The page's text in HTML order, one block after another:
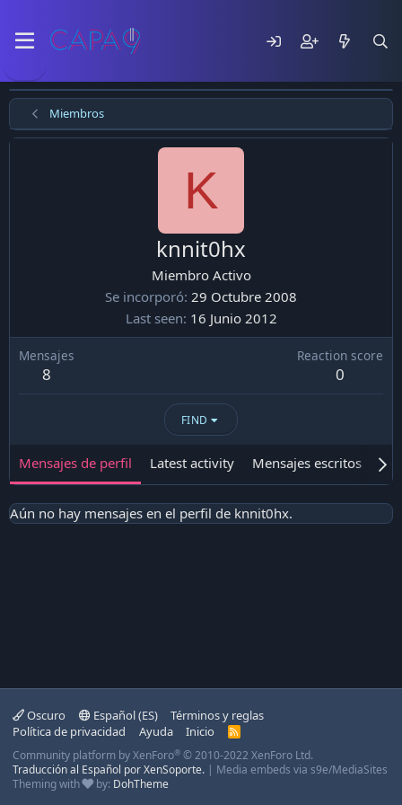
Miembros
K
knnit0hx
Miembro Activo
Se incorporó 29 Octubre 2008
Last seen 16 Junio 2012
Mensajes
8
Reaction score
0
FIND
Mensajes de perfil Latest activity Mensajes escritos
Aún no hay mensajes en el perfil de knnit0hx.
Oscuro Español (ES)
Términos y reglas
Política de privacidad
Ayuda Inicio
R
S
Community platform by XenForo® © 2010-2022 XenForo Ltd.
Traducción al Español por XenSoporte. | Media embeds via s9e/MediaSites
Theming with
by: DohTheme